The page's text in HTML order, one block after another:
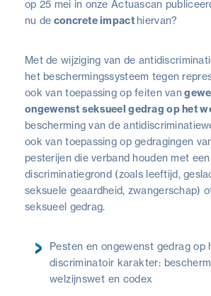
op 25 mei in onze Actuascan
nu de concrete impacthiervan?
Met de wijziging van de
het beschermingssysteem tegen
ook van toepassing op feiten van
ongewenst seksueel gedrag op het
bescherming van de
ook van toepassing op gedragingen
pesterijen die verband houden met een
discriminatiegrond (zoals leeftijd,
seksuele geaardheid, zwangerschap)
seksueel gedrag.
Pesten en ongewenst gedrag op
discriminatoir karakter:
welzijnswet en codex